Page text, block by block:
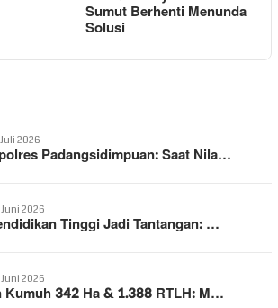
Sumut Berhenti Menunda
Solusi
Juli 2026
Padangsidimpuan: Saat Nila…
Juni 2026
Tinggi Jadi Tantangan: …
Juni 2026
Kumuh 342 Ha & 1.388 RTLH: M…